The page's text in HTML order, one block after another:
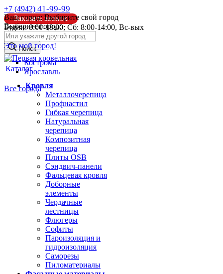
Ваш город: Выбирите свой город
Выберите город:
Это мой город!
Кострома
Ярославль
Все города
+7 (4942) 41-99-99
Заказать звонок
Будни: 8:00-18:00; Сб: 8:00-14:00, Вс-вых
info@pk44.ru
Поиск
Каталог
Кровля
Металлочерепица
Профнастил
Гибкая черепица
Натуральная
черепица
Композитная
черепица
Плиты OSB
Сэндвич-панели
Фальцевая кровля
Доборные
элементы
Чердачные
лестницы
Флюгеры
Софиты
Пароизоляция и
гидроизоляция
Саморезы
Пиломатериалы